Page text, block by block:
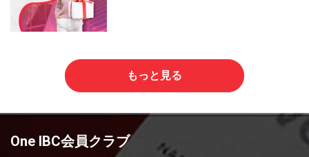
もっと見る
One IBC会員クラブ